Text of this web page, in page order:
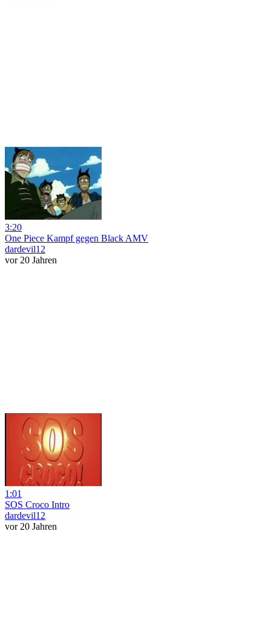
3:20
One Piece Kampf gegen Black AMV
dardevil12
vor 20 Jahren
1:01
SOS Croco Intro
dardevil12
vor 20 Jahren